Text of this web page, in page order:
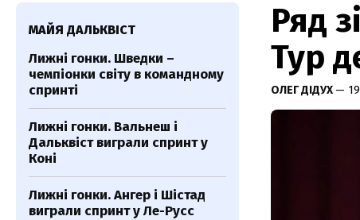
Ряд
Тур
ОЛЕГ ДІДУХ —
МАЙЯ ДАЛЬКВІСТ
Лижні гонки. Шведки –
чемпіонки світу в командному
спринті
Лижні гонки. Вальнеш і
Дальквіст виграли спринт у
Коні
Лижні гонки. Ангер і Шістад
виграли спринт у Ле-Русс